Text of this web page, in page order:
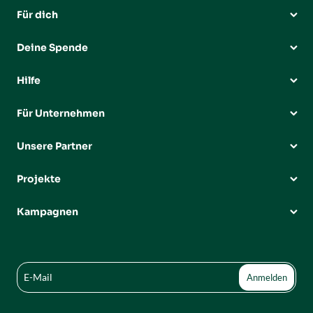
Für dich
Deine Spende
Hilfe
Für Unternehmen
Unsere Partner
Projekte
Kampagnen